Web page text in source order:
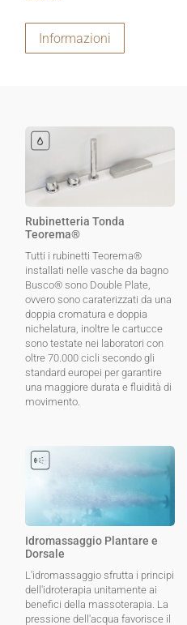
Informazioni
Rubinetteria Tonda
Teorema®
Tutti i rubinetti Teorema®
installati nelle vasche da bagno
Busco® sono Double Plate,
ovvero sono caraterizzati da una
doppia cromatura e doppia
nichelatura, inoltre le cartucce
sono testate nei laboratori con
oltre 70.000 cicli secondo gli
standard europei per garantire
una maggiore durata e fluidità di
movimento.
Idromassaggio Plantare e
Dorsale
L'idromassaggio sfrutta i principi
dell'idroterapia unitamente ai
benefici della massoterapia. La
pressione dell'acqua favorisce il